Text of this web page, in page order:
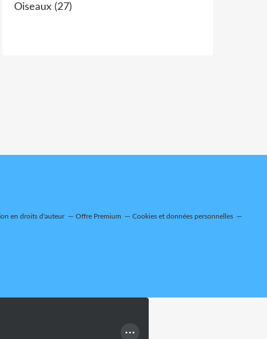
Oiseaux (27)
en droits d'auteur Offre Premium Cookies et données personnelles